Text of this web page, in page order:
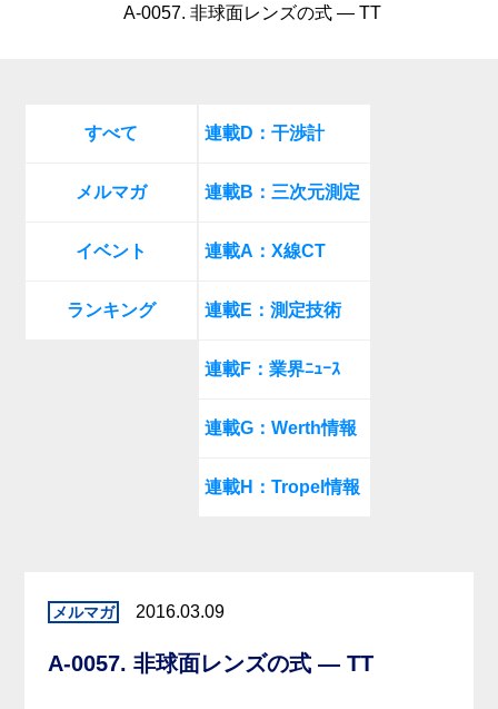
A-0057. 非球面レンズの式 — TT
すべて
メルマガ
イベント
ランキング
連載D：干渉計
連載B：三次元測定
連載A：X線CT
連載E：測定技術
連載F：業界ﾆｭｰｽ
連載G：Werth情報
連載H：Tropel情報
2016.03.09
A-0057. 非球面レンズの式 — TT